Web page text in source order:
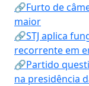
🔗Furto de
maior
🔗STJ aplica
recorrente em
🔗Partido
na presidência